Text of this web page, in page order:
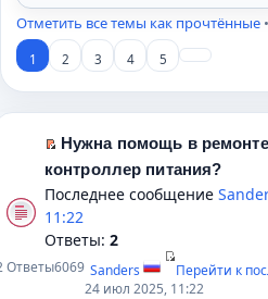
Отметить все темы как прочтённые
1 2 3 4 5
р
е
й
т
Нужна помощь в
контроллер питания?
Последнее сообщение
11:22
Ответы: 2
Ответы6069 Sanders
Перейти к
24 июл 2025, 11:22